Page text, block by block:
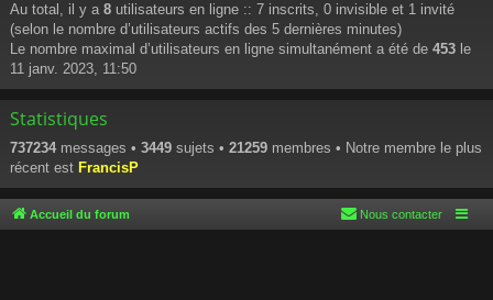
Au total, il y a 8 utilisateurs en ligne :: 7 inscrits, 0 invisible et 1 invité
(selon le nombre d’utilisateurs actifs des 5 dernières minutes)
Le nombre maximal d’utilisateurs en ligne simultanément a été de 453 le
11 janv. 2023, 11:50
Statistiques
737234 messages • 3449 sujets • 21259 membres • Notre membre le plus
récent est FrancisP
Accueil du forum Nous contacter